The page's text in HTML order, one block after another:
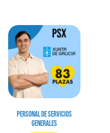
Personal de Servicios
Generales